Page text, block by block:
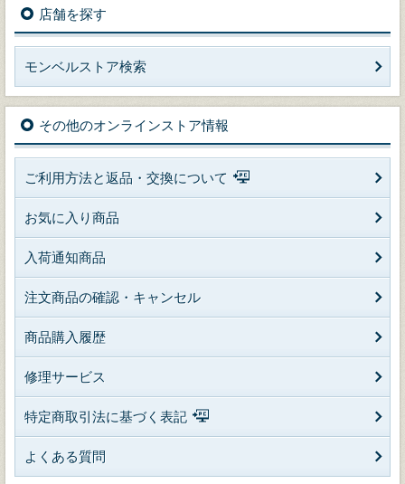
店舗を探す
モンベルストア検索
その他のオンラインストア情報
ご利用方法と返品・交換について
お気に入り商品
入荷通知商品
注文商品の確認・キャンセル
商品購入履歴
修理サービス
特定商取引法に基づく表記
よくある質問